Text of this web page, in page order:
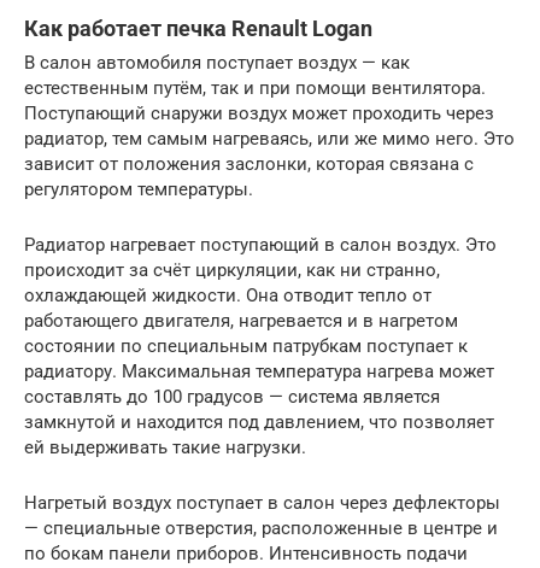
Как работает печка Renault Logan
В салон автомобиля поступает воздух — как
естественным путём, так и при помощи вентилятора.
Поступающий снаружи воздух может проходить через
радиатор, тем самым нагреваясь, или же мимо него. Это
зависит от положения заслонки, которая связана с
регулятором температуры.
Радиатор нагревает поступающий в салон воздух. Это
происходит за счёт циркуляции, как ни странно,
охлаждающей жидкости. Она отводит тепло от
работающего двигателя, нагревается и в нагретом
состоянии по специальным патрубкам поступает к
радиатору. Максимальная температура нагрева может
составлять до 100 градусов — система является
замкнутой и находится под давлением, что позволяет
ей выдерживать такие нагрузки.
Нагретый воздух поступает в салон через дефлекторы
— специальные отверстия, расположенные в центре и
по бокам панели приборов. Интенсивность подачи